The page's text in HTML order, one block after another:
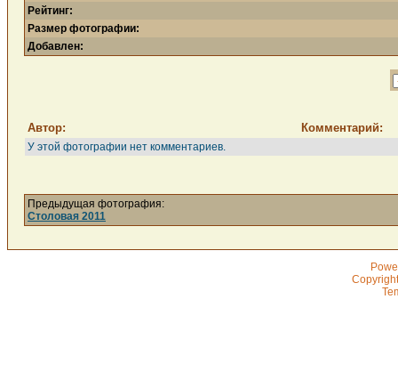
Рейтинг:
Размер фотографии:
Добавлен:
Автор: Комментарий:
У этой фотографии нет комментариев.
Предыдущая фотография:
Столовая 2011